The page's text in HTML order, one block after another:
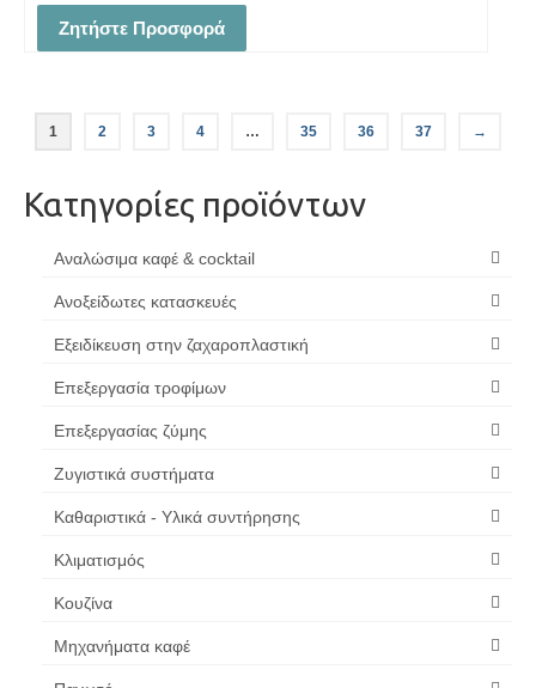
Ζητήστε Προσφορά
1 2 3 4 … 35 36 37 →
Κατηγορίες προϊόντων
Αναλώσιμα καφέ & cocktail
Ανοξείδωτες κατασκευές
Εξειδίκευση στην ζαχαροπλαστική
Επεξεργασία τροφίμων
Επεξεργασίας ζύμης
Ζυγιστικά συστήματα
Καθαριστικά - Υλικά συντήρησης
Κλιματισμός
Κουζίνα
Μηχανήματα καφέ